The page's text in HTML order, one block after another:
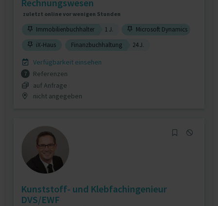
Rechnungswesen
zuletzt online vor wenigen Stunden
Immobilienbuchhalter 1 J.
Microsoft Dynamics
iX-Haus
Finanzbuchhaltung 24 J.
Verfügbarkeit einsehen
7
Referenzen
auf Anfrage
nicht angegeben
Kunststoff- und Klebfachingenieur
DVS/EWF